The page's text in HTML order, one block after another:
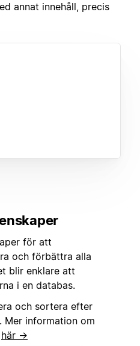
annat innehåll, precis
för att
och förbättra alla
blir enklare att
i en databas.
och sortera efter
Mer information om
här →